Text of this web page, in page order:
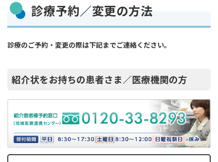
診療予約／変更の方法
診療のご予約・変更の際は下記までご連絡ください。
紹介状をお持ちの患者さま／医療機関の方